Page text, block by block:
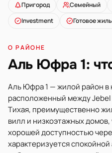
Пригород Семейный
Investment
Готовое
О РАЙОНЕ
Аль Юфра 1:
Аль Юфра 1 — жилой район в
расположенный между
Тихая, преимущественно
вилл и низкоэтажных
хорошей доступностью
характеризуется